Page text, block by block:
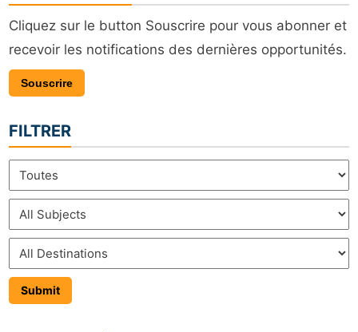
Cliquez sur le button Souscrire pour vous abonner et
recevoir les notifications des dernières opportunités.
Souscrire
FILTRER